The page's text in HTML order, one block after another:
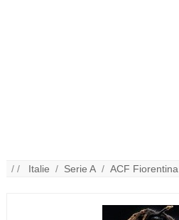
/ / Italie / Serie A /ACF Fiorentina